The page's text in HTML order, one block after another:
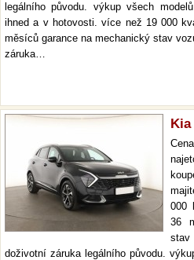
legálního původu. výkup všech
ihned a v hotovosti. více než 19 000
měsíců garance na mechanický stav
záruka…
Kia
000
36
doživotní záruka legálního původu.